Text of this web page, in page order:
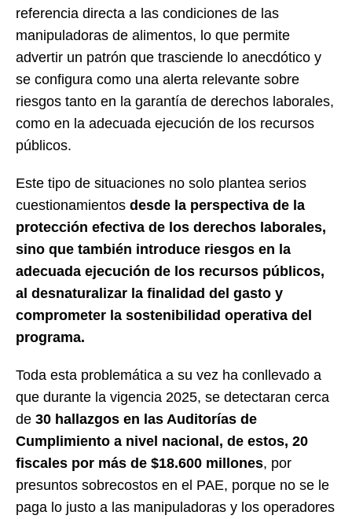
referencia directa a las condiciones de las
manipuladoras de alimentos, lo que permite
advertir un patrón que trasciende lo anecdótico y
se configura como una alerta relevante sobre
riesgos tanto en la garantía de derechos laborales,
como en la adecuada ejecución de los recursos
públicos.
Este tipo de situaciones no solo plantea serios
cuestionamientos desde la perspectiva de la
protección efectiva de los derechos laborales,
sino que también introduce riesgos en la
adecuada ejecución de los recursos públicos,
al desnaturalizar la finalidad del gasto y
comprometer la sostenibilidad operativa del
programa.
Toda esta problemática a su vez ha conllevado a
que durante la vigencia 2025, se detectaran cerca
de 30 hallazgos en las Auditorías de
Cumplimiento a nivel nacional, de estos, 20
fiscales por más de $18.600 millones, por
presuntos sobrecostos en el PAE, porque no se le
paga lo justo a las manipuladoras y los operadores